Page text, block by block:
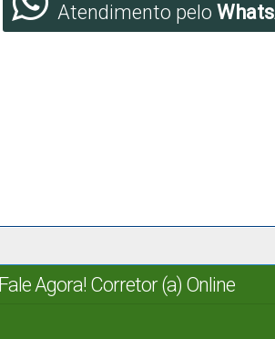
Atendimento pelo
Fale Agora! Corretor (a) Online